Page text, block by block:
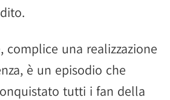
una realizzazione
è un episodio che
tutti i fan della